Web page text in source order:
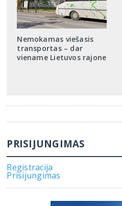
Nemokamas viešasis
transportas – dar
viename Lietuvos rajone
PRISIJUNGIMAS
Registracija
Prisijungimas